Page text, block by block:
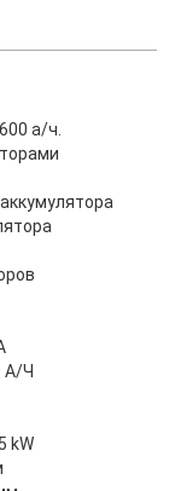
а/ч.
А/Ч
kW